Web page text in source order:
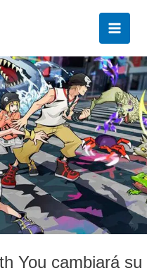
You cambiará su